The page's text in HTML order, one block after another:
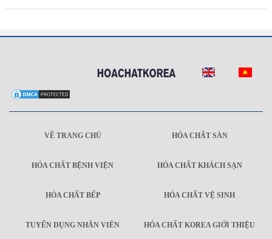
VỀ TRANG CHỦ HÓA CHẤT SÀN
HÓA CHẤT BỆNH VIỆN HÓA CHẤT KHÁCH SẠN
HÓA CHẤT BẾP HÓA CHẤT VỆ SINH
TUYỂN DỤNG NHÂN VIÊN HÓA CHẤT KOREA GIỚI THIỆU